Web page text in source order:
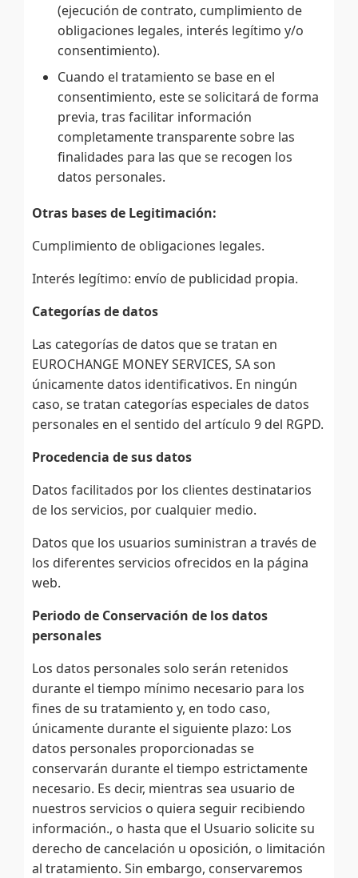
(ejecución de contrato, cumplimiento de
obligaciones legales, interés legítimo y/o
consentimiento).
Cuando el tratamiento se base en el
consentimiento, este se solicitará de forma
previa, tras facilitar información
completamente transparente sobre las
finalidades para las que se recogen los
datos personales.
Otras bases de Legitimación:
Cumplimiento de obligaciones legales.
Interés legítimo: envío de publicidad propia.
Categorías de datos
Las categorías de datos que se tratan en
EUROCHANGE MONEY SERVICES, SA son
únicamente datos identificativos. En ningún
caso, se tratan categorías especiales de datos
personales en el sentido del artículo 9 del RGPD.
Procedencia de sus datos
Datos facilitados por los clientes destinatarios
de los servicios, por cualquier medio.
Datos que los usuarios suministran a través de
los diferentes servicios ofrecidos en la página
web.
Periodo de Conservación de los datos
personales
Los datos personales solo serán retenidos
durante el tiempo mínimo necesario para los
fines de su tratamiento y, en todo caso,
únicamente durante el siguiente plazo: Los
datos personales proporcionadas se
conservarán durante el tiempo estrictamente
necesario. Es decir, mientras sea usuario de
nuestros servicios o quiera seguir recibiendo
información., o hasta que el Usuario solicite su
derecho de cancelación u oposición, o limitación
al tratamiento. Sin embargo, conservaremos